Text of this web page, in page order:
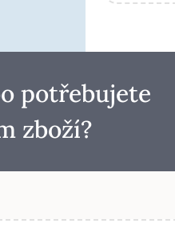
potřebujete
zboží?